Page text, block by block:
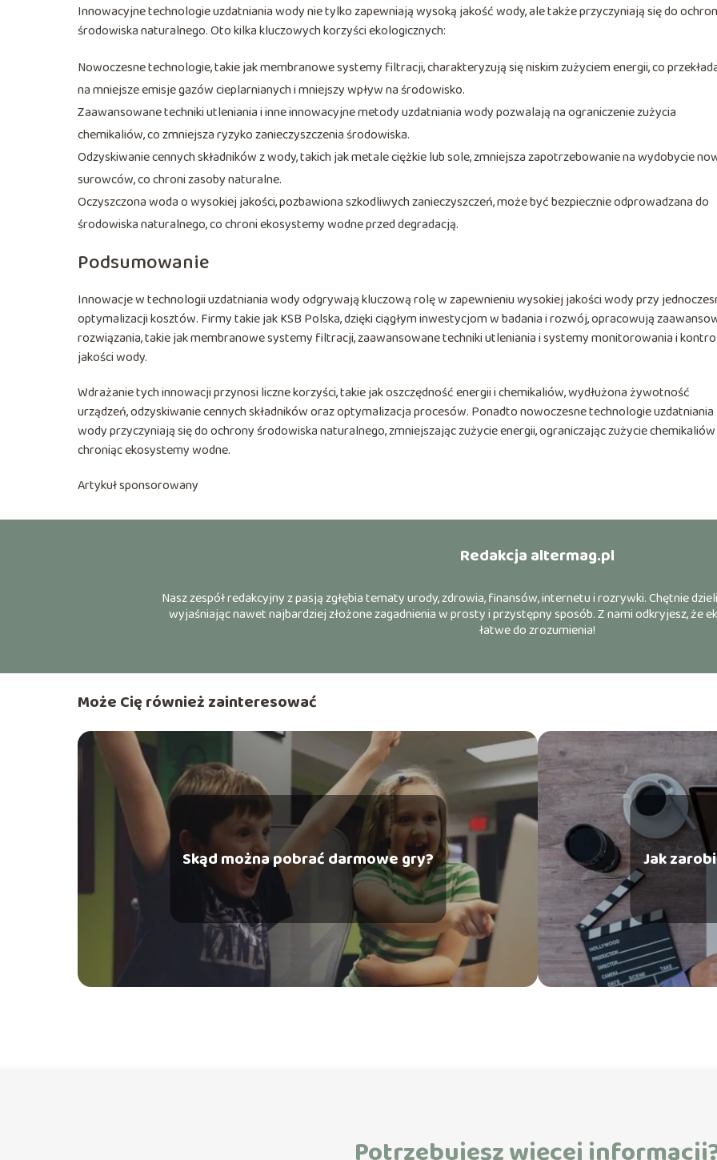
Innowacyjne technologie uzdatniania wody nie tylko zapewniają wysoką jakość wody, ale także przyczyniają się do
środowiska naturalnego. Oto kilka kluczowych korzyści ekologicznych:
Nowoczesne technologie, takie jak membranowe systemy filtracji, charakteryzują się niskim zużyciem energii, co
na mniejsze emisje gazów cieplarnianych i mniejszy wpływ na środowisko.
Zaawansowane techniki utleniania i inne innowacyjne metody uzdatniania wody pozwalają na ograniczenie zużycia
chemikaliów, co zmniejsza ryzyko zanieczyszczenia środowiska.
Odzyskiwanie cennych składników z wody, takich jak metale ciężkie lub sole, zmniejsza zapotrzebowanie na wydobycie
surowców, co chroni zasoby naturalne.
Oczyszczona woda o wysokiej jakości, pozbawiona szkodliwych zanieczyszczeń, może być bezpiecznie odprowadzana do
środowiska naturalnego, co chroni ekosystemy wodne przed degradacją.
Podsumowanie
Innowacje w technologii uzdatniania wody odgrywają kluczową rolę w zapewnieniu wysokiej jakości wody przy
optymalizacji kosztów. Firmy takie jak KSB Polska, dzięki ciągłym inwestycjom w badania i rozwój, opracowują
rozwiązania, takie jak membranowe systemy filtracji, zaawansowane techniki utleniania i systemy monitorowania i
jakości wody.
Wdrażanie tych innowacji przynosi liczne korzyści, takie jak oszczędność energii i chemikaliów, wydłużona żywotność
urządzeń, odzyskiwanie cennych składników oraz optymalizacja procesów. Ponadto nowoczesne technologie uzdatniania
wody przyczyniają się do ochrony środowiska naturalnego, zmniejszając zużycie energii, ograniczając zużycie
chroniąc ekosystemy wodne.
Artykuł sponsorowany
Redakcja altermag.pl
Nasz zespół redakcyjny z pasją zgłębia tematy urody, zdrowia, finansów, internetu i rozrywki. Chętnie
wyjaśniając nawet najbardziej złożone zagadnienia w prosty i przystępny sposób. Z nami odkryjesz, że
łatwe do zrozumienia!
Może Cię również zainteresować
Skąd można pobrać darmowe gry? Jak